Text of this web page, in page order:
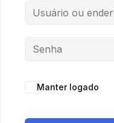
Manter logado